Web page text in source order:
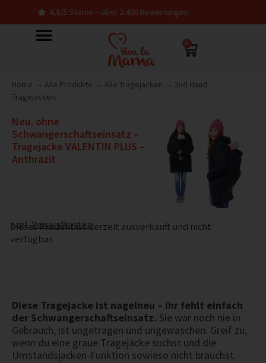
4,8/5 Sterne – über 2.400 Bewertungen
0
Home → Alle Produkte → Alle Tragejacken → 2nd Hand
Tragejacken
Neu, ohne
Schwangerschaftseinsatz –
Tragejacke VALENTIN PLUS –
Anthrazit
zzgl.Versandkosten
Dieses Produkt ist derzeit ausverkauft und nicht
verfügbar.
Diese Tragejacke ist nagelneu – ihr fehlt einfach
der Schwangerschaftseinsatz. Sie war noch nie in
Gebrauch, ist ungetragen und ungewaschen. Greif zu,
wenn du eine graue Tragejacke suchst und die
Umstandsjacken-Funktion sowieso nicht brauchst.